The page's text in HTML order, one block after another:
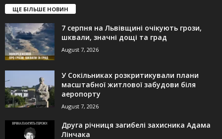
ЩЕ БІЛЬШЕ НОВИН
7 серпня на Львівщині очікують грози,
шквали, значні дощі та град
August 7, 2026
У Сокільниках розкритикували плани
масштабної житлової забудови біля
аеропорту
August 7, 2026
Друга річниця загибелі захисника Адама
Лінчака